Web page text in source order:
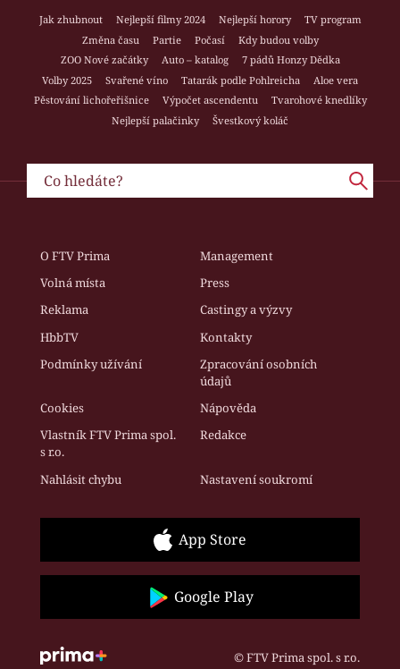
Jak zhubnout Nejlepší filmy 2024 Nejlepší horory
TV program
Změna času
Partie Počasí
Kdy budou volby
ZOO Nové začátky
Auto – katalog
7 pádů Honzy Dědka
Volby 2025
Svařené víno Tatarák podle Pohlreicha
Aloe vera
Pěstování lichořeřišnice
Výpočet ascendentu
Tvarohové knedlíky
Nejlepší palačinky
Švestkový koláč
O FTV Prima
Management
Volná místa
Press
Reklama
Castingy a výzvy
HbbTV
Kontakty
Podmínky užívání
Zpracování osobních
údajů
Cookies
Nápověda
Vlastník FTV Prima spol.
s r.o.
Redakce
Nahlásit chybu Nastavení soukromí
App Store
Google Play
© FTV Prima spol. s r.o.